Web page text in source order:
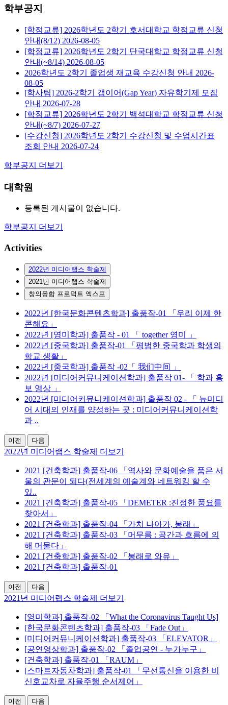
학부공지
[학점교류] 2026학년도 2학기 호서대학교 학점교류 신청
안내(8/12) 2026-08-05
[학점교류] 2026학년도 2학기 단국대학교 학점교류 신청
안내(~8/14) 2026-08-05
2026학년도 2학기 졸업생 재교육 수강신청 안내 2026-
08-05
[학사팀] 2026-2학기 갭이어(Gap Year) 자유학기제 모집
안내 2026-07-28
[학점교류] 2026학년도 2학기 백석대학교 학점교류 신청
안내(~8/7) 2026-07-27
[수강신청] 2026학년도 2학기 수강신청 및 수업시간표
조회 안내 2026-07-24
학부공지 더보기
대학원
등록된 게시물이 없습니다.
학부공지 더보기
Activities
2022년 미디어랩스 학술제
2021년 미디어랩스 학술제
창의융합 프로덕트 엑스포
2022년 [한국문화콘텐츠학과] 출품작-01 「우리 이제 한
콘해요」
2022년 [영미학과] 출품작 - 01 「 together 영미 」
2022년 [중국학과] 출품작-01 「평범한 중국학과 학생의
학교 생활」
2022년 [중국학과] 출품작 -02「 我们中间 」
2022년 [미디어커뮤니케이션학과] 출품작 01- 「 학과 홍
보 영상 」
2022년 [미디어커뮤니케이션학과] 출품작 02 - 「 뉴미디
어 시대의 인재를 양성하는 곳 : 미디어커뮤니케이션학
과 ..
이전 다음
2022년 미디어랩스 학술제 더보기
2021 [건축학과] 출품작-06 「역사와 문화예술을 품은 서
울의 관문이 되다(전세계의 예술계와 네트워킹 할 수
있..
2021 [건축학과] 출품작-05 「DEMETER :진정한 풍요를
찾아서」
2021 [건축학과] 출품작-04 「가치 나아가, 봉래」
2021 [건축학과] 출품작-03 「머무름 : 공간과 흐름에 의
해 머물다」
2021 [건축학과] 출품작-02 「봉래로 와유」
2021 [건축학과] 출품작-01
이전 다음
2021년 미디어랩스 학술제 더보기
[영미학과] 출품작-02 「What the Coronavirus Taught Us]
[한국문화콘텐츠학과] 출품작-03 「Fade Out」
[미디어커뮤니케이션학과] 출품작-03 「ELEVATOR」
[공연영상학과] 출품작-02 「졸업공연 - 누가누구」
[건축학과] 출품작-01 「RAUM」
[스마트자동차학과] 출품작-01 「무선통신을 이용한 비
신호교차로 자율주행 순서제어」
이전 다음